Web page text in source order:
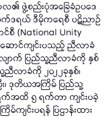
ဖွဲ့စည်းပုံအခြေခံဥပဒေ
က်ဒရယ် ဒီမိုကရေစီ ပဋိညာဉ်
စီ (National Unity
ဆောင်ကျင်းပသည့် ညီလာခံ
ောက် ပြည်သူ့ညီလာခံကို နှစ်
ညီလာခံကို ၂၀၂၂ခုနှစ်၊
း၊ ဒုတိယအကြိမ် ပြည်သူ့
က်အထိ ၅ ရက်တာ ကျင်းပခဲ့
င်းပရန် ပြဌာန်းထား